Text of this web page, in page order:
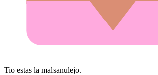
Tio estas la malsanulejo.